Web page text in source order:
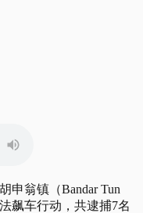
申翁镇（Bandar Tun
飙车行动，共逮捕7名